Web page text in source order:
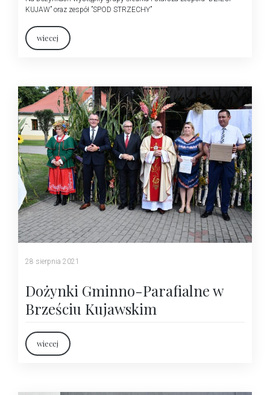
KUJAW” oraz zespół ”SPOD STRZECHY”
wiecej
28 sierpnia 2021
Dożynki Gminno-Parafialne w
Brześciu Kujawskim
wiecej